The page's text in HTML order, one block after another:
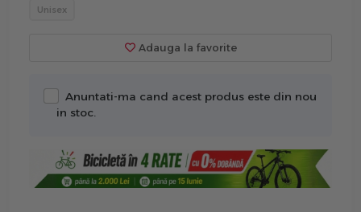
Unisex
Adauga la favorite
Anuntati-ma cand acest produs este din nou
in stoc.